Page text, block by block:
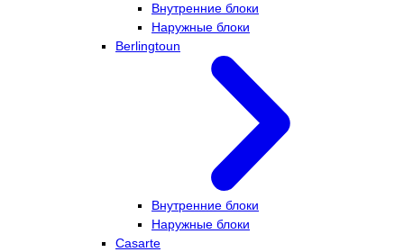
Внутренние блоки
Наружные блоки
Berlingtoun
Внутренние блоки
Наружные блоки
Casarte